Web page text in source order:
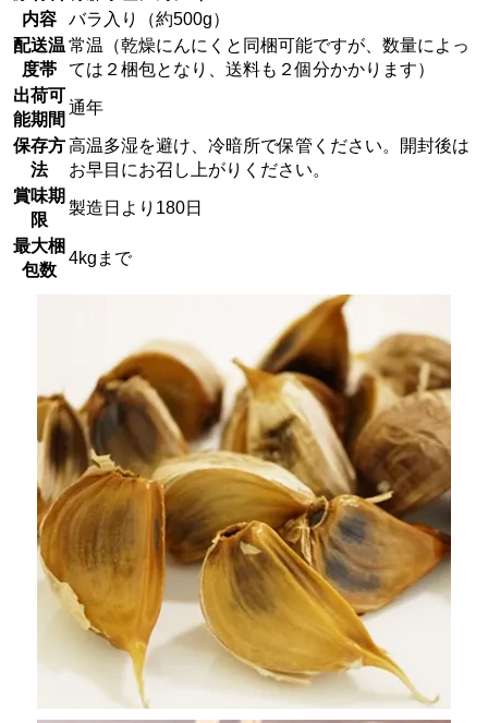
内容
バラ入り（約500g）
配送温
度帯
常温（乾燥にんにくと同梱可能ですが、数量によっ
ては２梱包となり、送料も２個分かかります）
出荷可
能期間
通年
保存方
法
高温多湿を避け、冷暗所で保管ください。開封後は
お早目にお召し上がりください。
賞味期
限
製造日より180日
最大梱
包数
4kgまで